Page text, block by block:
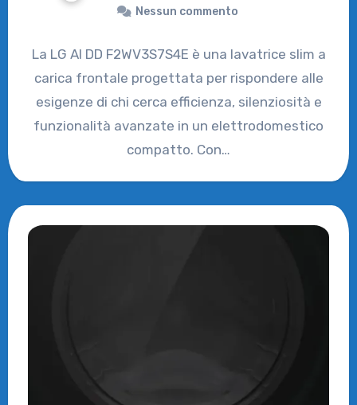
Nessun commento
La LG AI DD F2WV3S7S4E è una lavatrice slim a
carica frontale progettata per rispondere alle
esigenze di chi cerca efficienza, silenziosità e
funzionalità avanzate in un elettrodomestico
compatto. Con…